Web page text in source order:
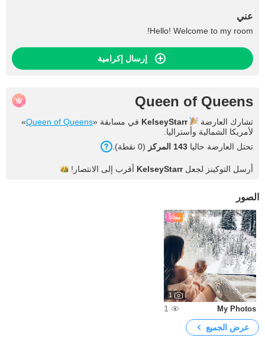
عني
Hello! Welcome to my room!
إرسال إكرامية
Queen of Queens
تشارك العارضة KelseyStarr في مسابقة «Queen of Queens
»
لأمريكا الشمالية وأستراليا.
تحتل العارضة حاليا 143 المركز (0 نقطة).
أرسل التوكينز لجعل KelseyStarr أقرب إلى الانتصار!
الصور
مجاناً
1
My Photos
1
عرض الجميع